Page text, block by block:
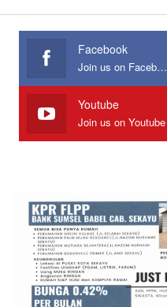
Facebook
Join us on Facebook
Youtube
Join us on Youtube